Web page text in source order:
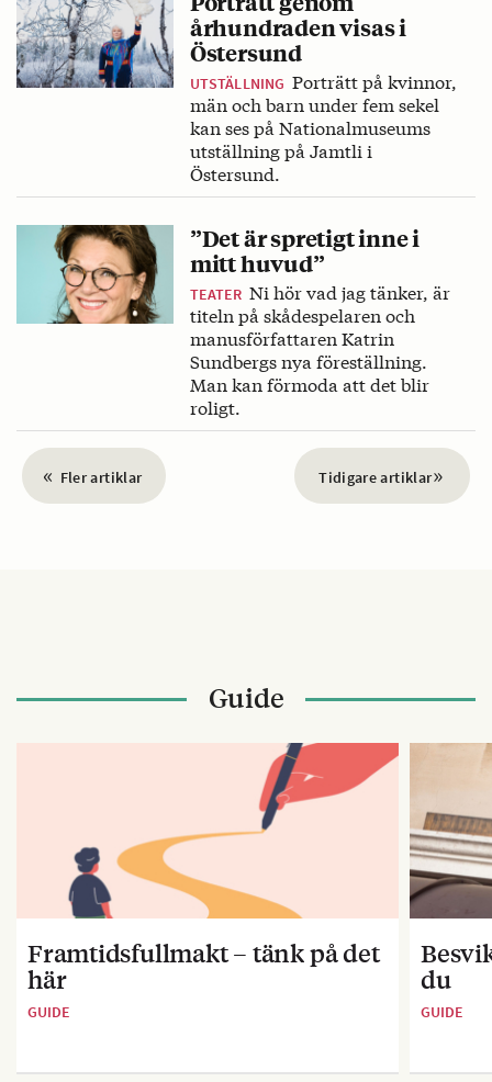
århundraden visas i
Östersund
UTSTÄLLNING Porträtt på kvinnor,
män och barn under fem sekel
kan ses på Nationalmuseums
utställning på Jamtli i
Östersund.
”Det är spretigt inne i
mitt huvud”
TEATER Ni hör vad jag tänker, är
titeln på skådespelaren och
manus­författaren Katrin
Sundbergs nya föreställning.
Man kan förmoda att det blir
roligt.
« Fler artiklar Tidigare artiklar»
Guide
Framtidsfullmakt – tänk på det
här
GUIDE
du
GUIDE